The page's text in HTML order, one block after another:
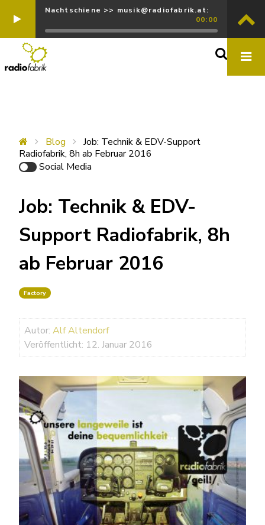
Nachtschiene >> musik@radiofabrik.at:
00:00
Blog
Job: Technik & EDV-Support
Radiofabrik, 8h ab Februar 2016
Social Media
Job: Technik & EDV-
Support Radiofabrik, 8h
ab Februar 2016
Factory
Autor: Alf Altendorf
Veröffentlicht: 12. Januar 2016